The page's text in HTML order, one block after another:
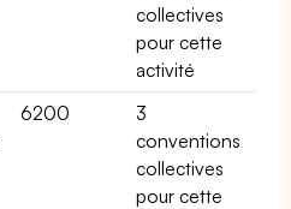
collectives
pour cette
activité
6200
3
conventions
collectives
pour cette